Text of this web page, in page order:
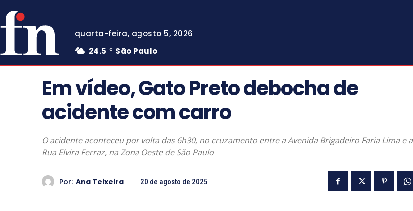
quarta-feira, agosto 5, 2026
24.5
C São Paulo
Em vídeo, Gato Preto debocha de
acidente com carro
O acidente aconteceu por volta das 6h30, no cruzamento entre a Avenida Brigadeiro Faria Lima e a
Rua Elvira Ferraz, na Zona Oeste de São Paulo
Por: Ana Teixeira 20 de agosto de 2025